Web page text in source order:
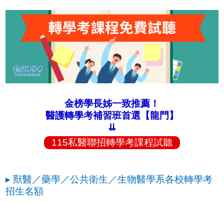
金榜學長姊一致推薦！
醫護轉學考補習班首選【龍門】
⇊
115私醫聯招轉學考課程試聽
▸ 獸醫／藥學／公共衛生／生物醫學系各校轉學考
招生名額